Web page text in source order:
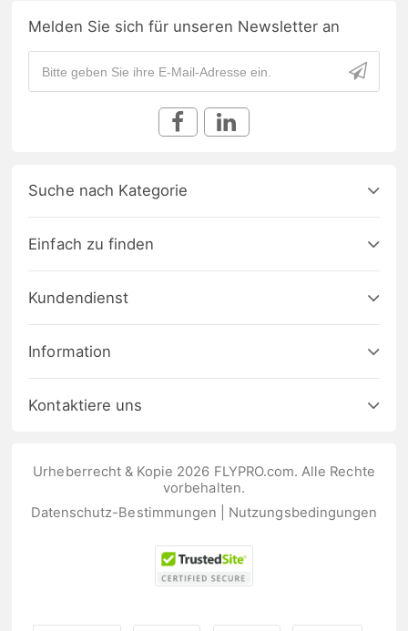
Melden Sie sich für unseren Newsletter an
Suche nach Kategorie
Einfach zu finden
Kundendienst
Information
Kontaktiere uns
Urheberrecht & Kopie 2026 FLYPRO.com. Alle Rechte
vorbehalten.
Datenschutz-Bestimmungen
Nutzungsbedingungen